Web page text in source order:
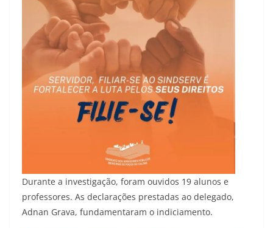
Durante a investigação, foram ouvidos 19 alunos e
professores. As declarações prestadas ao delegado,
Adnan Grava, fundamentaram o indiciamento.